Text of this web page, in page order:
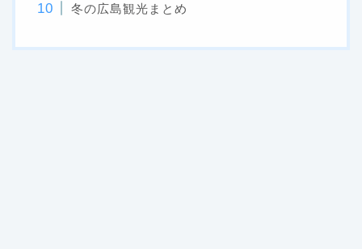
冬の広島観光まとめ